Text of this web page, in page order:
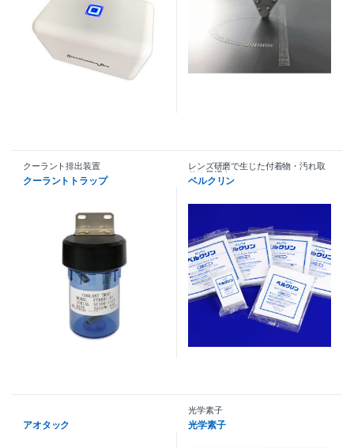
クーラント排出装置
クーラントトラップ
レンズ研磨で生じた付着物・汚れ取
りに最適！
ベルクリン
アオタック
光学素子
光学素子